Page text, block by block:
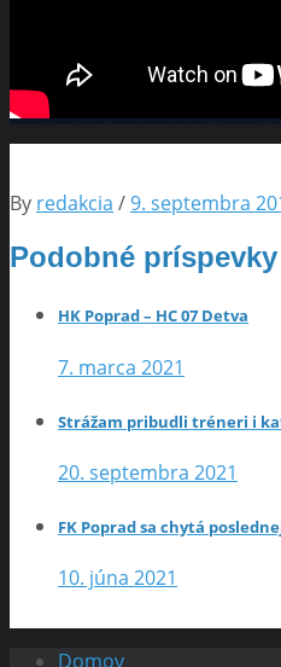
By redakcia /9. septembra
Podobné príspevky
HK Poprad – HC 07 Detva
7. marca 2021
Strážam pribudli tréneri i
20. septembra 2021
FK Poprad sa chytá
10. júna 2021
Domov